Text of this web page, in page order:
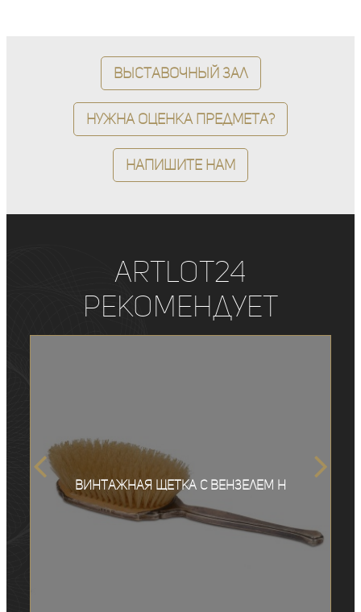
Выставочный зал
Нужна оценка предмета?
Напишите нам
ArtLot24
рекомендует
Винтажная щетка с вензелем Н